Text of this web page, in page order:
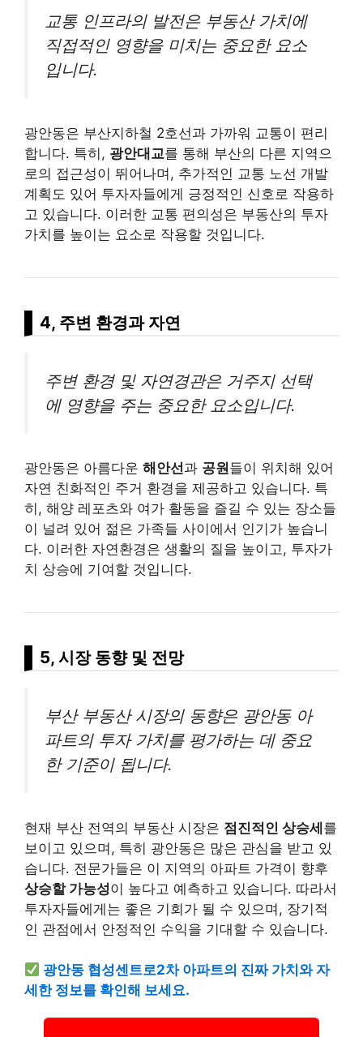
교통 인프라의 발전은 부동산 가치에
직접적인 영향을 미치는 중요한 요소
입니다.
광안동은 부산지하철 2호선과 가까워 교통이 편리
합니다. 특히, 광안대교를 통해 부산의 다른 지역으
로의 접근성이 뛰어나며, 추가적인 교통 노선 개발
계획도 있어 투자자들에게 긍정적인 신호로 작용하
고 있습니다. 이러한 교통 편의성은 부동산의 투자
가치를 높이는 요소로 작용할 것입니다.
4, 주변 환경과 자연
주변 환경 및 자연경관은 거주지 선택
에 영향을 주는 중요한 요소입니다.
광안동은 아름다운 해안선과 공원들이 위치해 있어
자연 친화적인 주거 환경을 제공하고 있습니다. 특
히, 해양 레포츠와 여가 활동을 즐길 수 있는 장소들
이 널려 있어 젊은 가족들 사이에서 인기가 높습니
다. 이러한 자연환경은 생활의 질을 높이고, 투자가
치 상승에 기여할 것입니다.
5, 시장 동향 및 전망
부산 부동산 시장의 동향은 광안동 아
파트의 투자 가치를 평가하는 데 중요
한 기준이 됩니다.
현재 부산 전역의 부동산 시장은 점진적인 상승세를
보이고 있으며, 특히 광안동은 많은 관심을 받고 있
습니다. 전문가들은 이 지역의 아파트 가격이 향후
상승할 가능성이 높다고 예측하고 있습니다. 따라서
투자자들에게는 좋은 기회가 될 수 있으며, 장기적
인 관점에서 안정적인 수익을 기대할 수 있습니다.
광안동 협성센트로2차 아파트의 진짜 가치와 자
세한 정보를 확인해 보세요.